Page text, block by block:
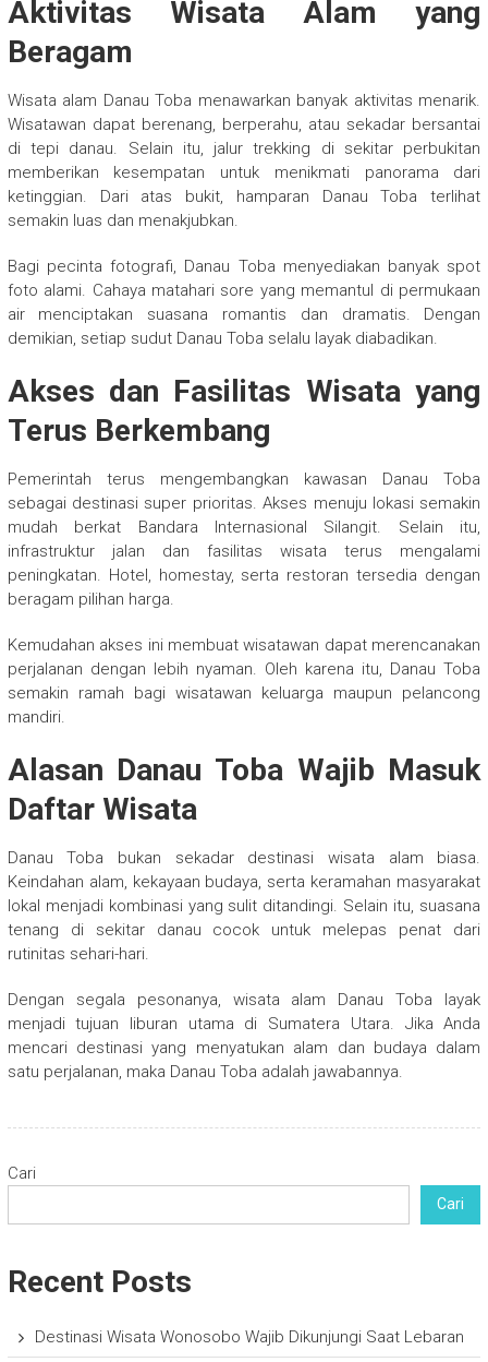
Aktivitas Wisata Alam yang
Beragam
Wisata alam Danau Toba menawarkan banyak aktivitas menarik.
Wisatawan dapat berenang, berperahu, atau sekadar bersantai
di tepi danau. Selain itu, jalur trekking di sekitar perbukitan
memberikan kesempatan untuk menikmati panorama dari
ketinggian. Dari atas bukit, hamparan Danau Toba terlihat
semakin luas dan menakjubkan.
Bagi pecinta fotografi, Danau Toba menyediakan banyak spot
foto alami. Cahaya matahari sore yang memantul di permukaan
air menciptakan suasana romantis dan dramatis. Dengan
demikian, setiap sudut Danau Toba selalu layak diabadikan.
Akses dan Fasilitas Wisata yang
Terus Berkembang
Pemerintah terus mengembangkan kawasan Danau Toba
sebagai destinasi super prioritas. Akses menuju lokasi semakin
mudah berkat Bandara Internasional Silangit. Selain itu,
infrastruktur jalan dan fasilitas wisata terus mengalami
peningkatan. Hotel, homestay, serta restoran tersedia dengan
beragam pilihan harga.
Kemudahan akses ini membuat wisatawan dapat merencanakan
perjalanan dengan lebih nyaman. Oleh karena itu, Danau Toba
semakin ramah bagi wisatawan keluarga maupun pelancong
mandiri.
Alasan Danau Toba Wajib Masuk
Daftar Wisata
Danau Toba bukan sekadar destinasi wisata alam biasa.
Keindahan alam, kekayaan budaya, serta keramahan masyarakat
lokal menjadi kombinasi yang sulit ditandingi. Selain itu, suasana
tenang di sekitar danau cocok untuk melepas penat dari
rutinitas sehari-hari.
Dengan segala pesonanya, wisata alam Danau Toba layak
menjadi tujuan liburan utama di Sumatera Utara. Jika Anda
mencari destinasi yang menyatukan alam dan budaya dalam
satu perjalanan, maka Danau Toba adalah jawabannya.
Cari
Cari
Recent Posts
Destinasi Wisata Wonosobo Wajib Dikunjungi Saat Lebaran